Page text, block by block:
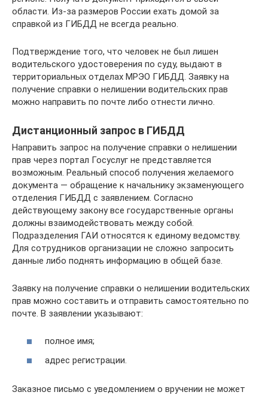
области. Из-за размеров России ехать домой за
справкой из ГИБДД не всегда реально.
Подтверждение того, что человек не был лишен
водительского удостоверения по суду, выдают в
территориальных отделах МРЭО ГИБДД. Заявку на
получение справки о нелишении водительских прав
можно направить по почте либо отнести лично.
Дистанционный запрос в ГИБДД
Направить запрос на получение справки о нелишении
прав через портал Госуслуг не представляется
возможным. Реальный способ получения желаемого
документа — обращение к начальнику экзаменующего
отделения ГИБДД с заявлением. Согласно
действующему закону все государственные органы
должны взаимодействовать между собой.
Подразделения ГАИ относятся к единому ведомству.
Для сотрудников организации не сложно запросить
данные либо поднять информацию в общей базе.
Заявку на получение справки о нелишении водительских
прав можно составить и отправить самостоятельно по
почте. В заявлении указывают:
полное имя;
адрес регистрации.
Заказное письмо с уведомлением о вручении не может